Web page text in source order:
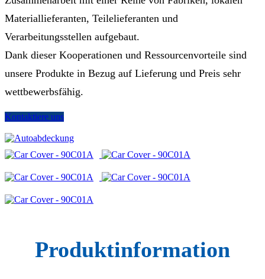
Materiallieferanten, Teilelieferanten und
Verarbeitungsstellen aufgebaut.
Dank dieser Kooperationen und Ressourcenvorteile sind
unsere Produkte in Bezug auf Lieferung und Preis sehr
wettbewerbsfähig.
Kontaktiere uns
Produktinformation